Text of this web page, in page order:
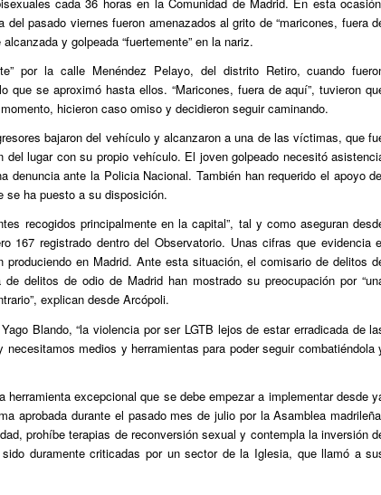
cada 36 horas en la Comunidad de Madrid. En esta
pasado viernes fueron amenazados al grito de “maricones, fuera
y golpeada “fuertemente” en la nariz.
por la calle Menéndez Pelayo, del distrito Retiro, cuando
que se aproximó hasta ellos. “Maricones, fuera de aquí”, tuvieron
hicieron caso omiso y decidieron seguir caminando.
bajaron del vehículo y alcanzaron a una de las víctimas, que
del lugar con su propio vehículo. El joven golpeado necesitó
denuncia ante la Policia Nacional. También han requerido el apoyo
se ha puesto a su disposición.
recogidos principalmente en la capital”, tal y como aseguran
167 registrado dentro del Observatorio. Unas cifras que evidencia
produciendo en Madrid. Ante esta situación, el comisario de delitos
delitos de odio de Madrid han mostrado su preocupación por
explican desde Arcópoli.
Blando, “la violencia por ser LGTB lejos de estar erradicada de
medios y herramientas para poder seguir combatiéndola
herramienta excepcional que se debe empezar a implementar desde
aprobada durante el pasado mes de julio por la Asamblea
prohíbe terapias de reconversión sexual y contempla la inversión
duramente criticadas por un sector de la Iglesia, que llamó a